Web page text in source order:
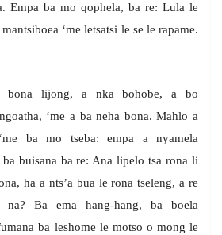
Empa ba mo qophela, ba re: Lula le
‘me letsatsi le se le rapame.
bona lijong, a nka bohobe, a bo
‘me a ba neha bona. Mahlo a
ba mo tseba: empa a nyamela
buisana ba re: Ana lipelo tsa rona li
ha a nts’a bua le rona tseleng, a re
na? Ba ema hang-hang, ba boela
ba leshome le motso o mong le